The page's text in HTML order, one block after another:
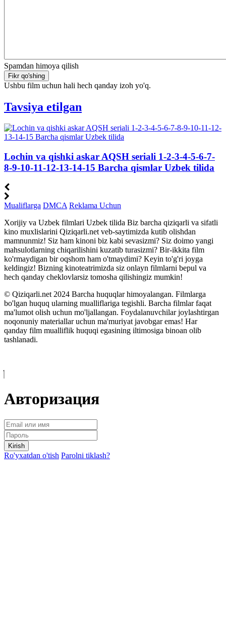
Spamdan himoya qilish
Fikr qo'shing
Ushbu film uchun hali hech qanday izoh yo'q.
Tavsiya etilgan
Lochin va qishki askar AQSH seriali 1-2-3-4-5-6-7-
8-9-10-11-12-13-14-15 Barcha qismlar Uzbek tilida
Mualiflarga DMCA Reklama Uchun
Xorijiy va Uzbek filmlari Uzbek tilida Biz barcha qiziqarli va sifatli
kino muxlislarini Qiziqarli.net veb-saytimizda kutib olishdan
mamnunmiz! Siz ham kinoni biz kabi sevasizmi? Siz doimo yangi
mahsulotlarning chiqarilishini kuzatib turasizmi? Bir-ikkita film
ko'rmaydigan bir oqshom ham o'tmaydimi? Keyin to'g'ri joyga
keldingiz! Bizning kinoteatrimizda siz onlayn filmlarni bepul va
hech qanday cheklovlarsiz tomosha qilishingiz mumkin!
© Qiziqarli.net 2024 Barcha huquqlar himoyalangan. Filmlarga
bo'lgan huquq ularning mualliflariga tegishli. Barcha filmlar faqat
ma'lumot olish uchun mo'ljallangan. Foydalanuvchilar joylashtirgan
noqonuniy materiallar uchun ma'muriyat javobgar emas! Har
qanday film mualliflik huquqi egasining iltimosiga binoan olib
tashlanadi.
Авторизация
Kirish
Ro'yxatdan o'tish Parolni tiklash?